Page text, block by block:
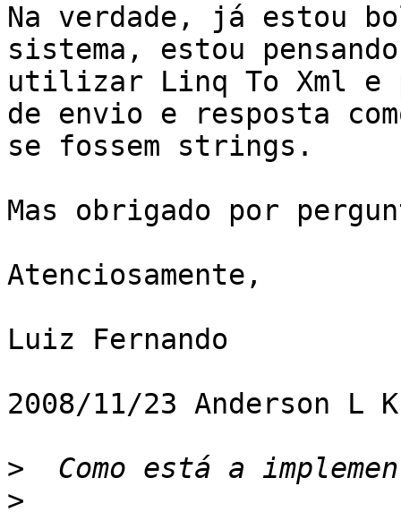
Na verdade, já estou
sistema, estou pensando
utilizar Linq To Xml e
de envio e resposta
se fossem strings.
Mas obrigado por
Atenciosamente,
Luiz Fernando
2008/11/23 Anderson L
>
>